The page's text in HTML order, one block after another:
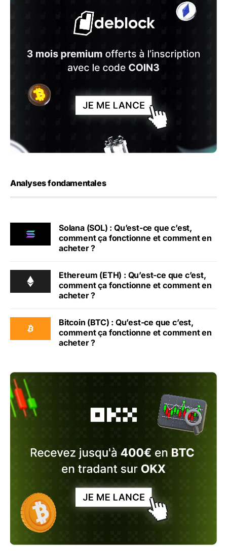
Analyses fondamentales
Solana (SOL) : Qu’est-ce que c’est,
comment ça fonctionne et comment en
acheter ?
Ethereum (ETH) : Qu’est-ce que c’est,
comment ça fonctionne et comment en
acheter ?
Bitcoin (BTC) : Qu’est-ce que c’est,
comment ça fonctionne et comment en
acheter ?